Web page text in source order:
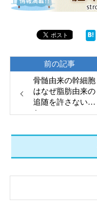
骨髄由来の幹細胞
はなぜ脂肪由来の
追随を許さないの
か
前の記事